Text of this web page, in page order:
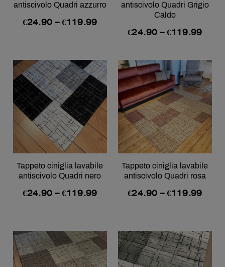
antiscivolo Quadri azzurro
€24.90 –€119.99
antiscivolo Quadri Grigio
Caldo
€24.90 –€119.99
Tappeto ciniglia lavabile
antiscivolo Quadri nero
€24.90 –€119.99
Tappeto ciniglia lavabile
antiscivolo Quadri rosa
€24.90 –€119.99